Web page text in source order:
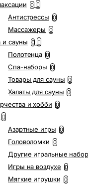
0
Антистрессы 0
Массажеры 0
и сауны 0
Полотенца 0
Спа-наборы 0
Товары для сауны 0
Халаты для сауны 0
и хобби 0
Азартные игры 0
Головоломки 0
Другие игральные
Игры на воздухе 0
Мягкие игрушки 0